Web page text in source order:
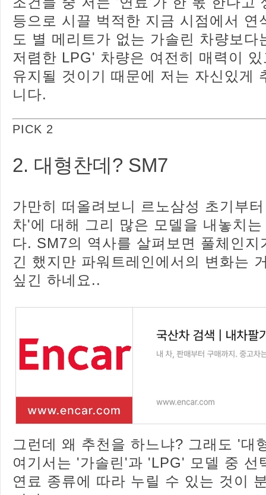
등으로 시끌 벅적한 지금 시점에서 연
도 별 메리트가 없는 가솔린 차량보다
저렴한 LPG' 차량은 여전히 매력이
유지될 것이기 때문에 저는 자신있게
니다.
PICK 2
2. 대형찬데? SM7
가만히 떠올려보니 르노삼성 초기부
차'에 대해 그리 많은 모델을 내놓치
다. SM7의 역사를 살펴보면 풀체인
긴 했지만 파워트레인에서의 변화는
싶긴 하네요..
그런데 왜 추천을 하느냐? 그래도 '대
여기서는 '가솔린'과 'LPG' 모델 중 선
연료 종류에 따라 누릴 수 있는 것이